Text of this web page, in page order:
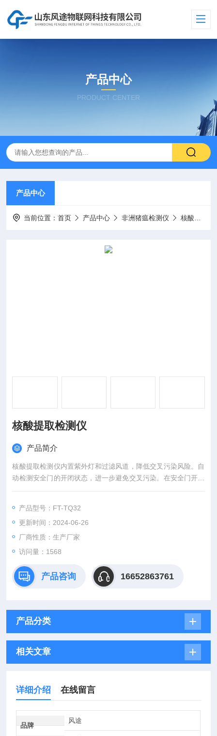
产品中心
PRODUCT CENTER
产品中心
当前位置：首页 产品中心 非洲猪瘟检测仪 核酸提取仪
核酸提取检测仪
产品简介
核酸提取检测仪内置紫外灯和过滤风道，降低交叉污染风险。自
动检测安全门的开闭状态，进一步避免交叉污染。在安全门开启
后，立即关闭紫外灯，保护使用者。
产品型号：FT-TQ32
更新时间：2024-06-26
厂商性质：生产厂家
访问量：1568
产品咨询 16652863761
产品分类
相关文章
详细介绍 在线留言
品牌
风途